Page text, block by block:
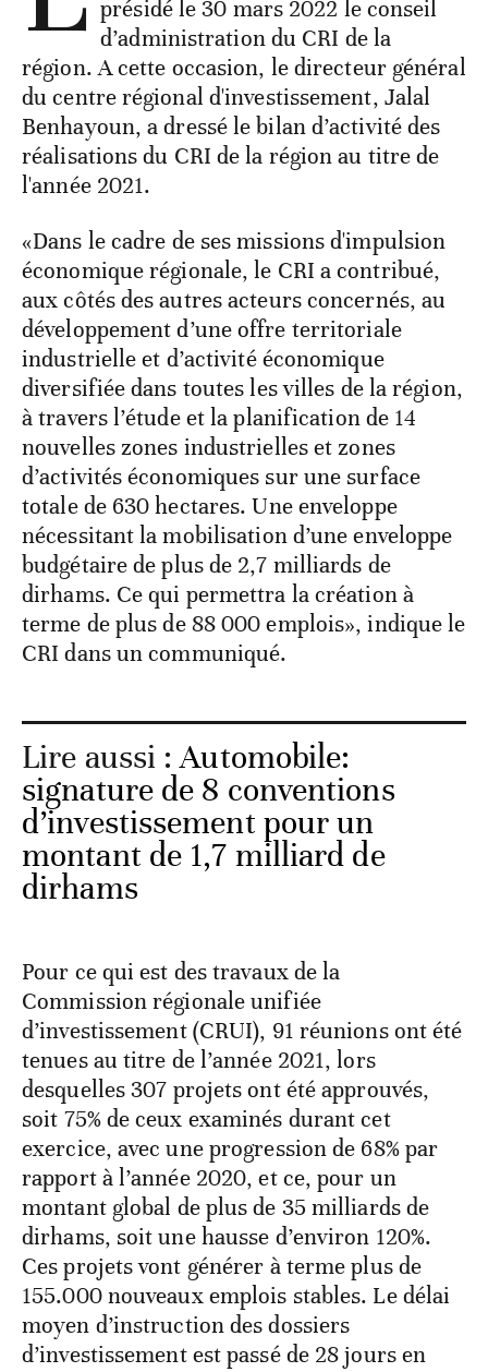
présidé le 30 mars 2022 le conseil
d’administration du CRI de la
région. A cette occasion, le directeur général
du centre régional d'investissement, Jalal
Benhayoun, a dressé le bilan d’activité des
réalisations du CRI de la région au titre de
l'année 2021.
«Dans le cadre de ses missions d'impulsion
économique régionale, le CRI a contribué,
aux côtés des autres acteurs concernés, au
développement d’une offre territoriale
industrielle et d’activité économique
diversifiée dans toutes les villes de la région,
à travers l’étude et la planification de 14
nouvelles zones industrielles et zones
d’activités économiques sur une surface
totale de 630 hectares. Une enveloppe
nécessitant la mobilisation d’une enveloppe
budgétaire de plus de 2,7 milliards de
dirhams. Ce qui permettra la création à
terme de plus de 88 000 emplois», indique le
CRI dans un communiqué.
Lire aussi :Automobile:
signature de 8 conventions
d’investissement pour un
montant de 1,7 milliard de
dirhams
Pour ce qui est des travaux de la
Commission régionale unifiée
d’investissement (CRUI), 91 réunions ont été
tenues au titre de l’année 2021, lors
desquelles 307 projets ont été approuvés,
soit 75% de ceux examinés durant cet
exercice, avec une progression de 68% par
rapport à l’année 2020, et ce, pour un
montant global de plus de 35 milliards de
dirhams, soit une hausse d’environ 120%.
Ces projets vont générer à terme plus de
155.000 nouveaux emplois stables. Le délai
moyen d’instruction des dossiers
d’investissement est passé de 28 jours en